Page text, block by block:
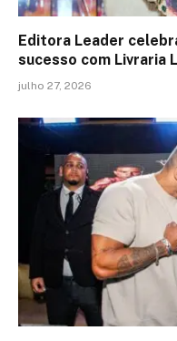
Editora Leader
sucesso com Livraria
julho 27, 2026